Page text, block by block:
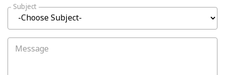
Subject
Message